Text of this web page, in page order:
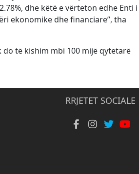
dhe këtë e vërteton edhe Enti i
ekonomike dhe financiare”, tha
të kishim mbi 100 mijë qytetarë
RRJETET SOCIALE